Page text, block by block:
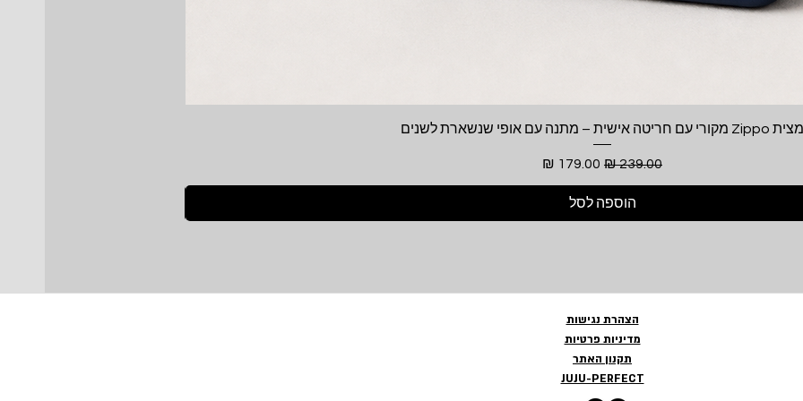
תצוגה מהירה מצית Zippo מקורי עם חריטה אישית – מתנה עם אופי שנשארת לשנים
מחיר רגיל מחיר מבצע
הוספה לסל
הצהרת נגישות
מדיניות פרטיות
תקנון האתר
JUJU-PERFECT